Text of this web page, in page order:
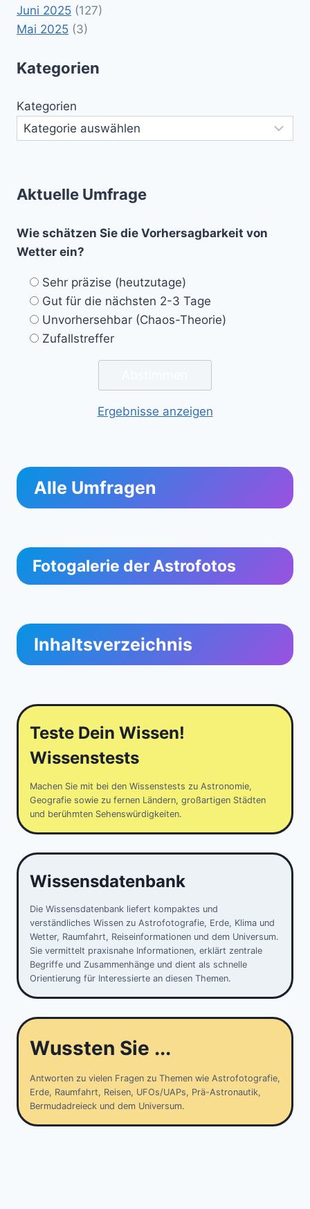
Juni 2025 (127)
Mai 2025 (3)
Kategorien
Kategorien
Aktuelle Umfrage
Wie schätzen Sie die Vorhersagbarkeit von
Wetter ein?
Sehr präzise (heutzutage)
Gut für die nächsten 2-3 Tage
Unvorhersehbar (Chaos-Theorie)
Zufallstreffer
Ergebnisse anzeigen
Alle Umfragen
Fotogalerie der Astrofotos
Inhaltsverzeichnis
Teste Dein Wissen!
Wissenstests
Machen Sie mit bei den Wissenstests zu Astronomie,
Geografie sowie zu fernen Ländern, großartigen Städten
und berühmten Sehenswürdigkeiten.
Wissensdatenbank
Die Wissensdatenbank liefert kompaktes und
verständliches Wissen zu Astrofotografie, Erde, Klima und
Wetter, Raumfahrt, Reiseinformationen und dem Universum.
Sie vermittelt praxisnahe Informationen, erklärt zentrale
Begriffe und Zusammenhänge und dient als schnelle
Orientierung für Interessierte an diesen Themen.
Wussten Sie ...
Antworten zu vielen Fragen zu Themen wie Astrofotografie,
Erde, Raumfahrt, Reisen, UFOs/UAPs, Prä-Astronautik,
Bermudadreieck und dem Universum.